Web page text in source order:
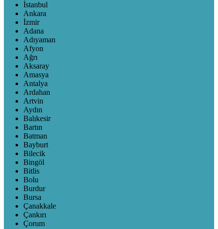
İstanbul
Ankara
İzmir
Adana
Adıyaman
Afyon
Ağrı
Aksaray
Amasya
Antalya
Ardahan
Artvin
Aydın
Balıkesir
Bartın
Batman
Bayburt
Bilecik
Bingöl
Bitlis
Bolu
Burdur
Bursa
Çanakkale
Çankırı
Çorum